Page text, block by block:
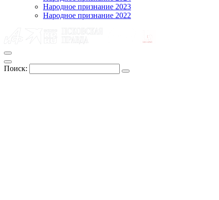
Народное признание 2023
Народное признание 2022
Поиск: